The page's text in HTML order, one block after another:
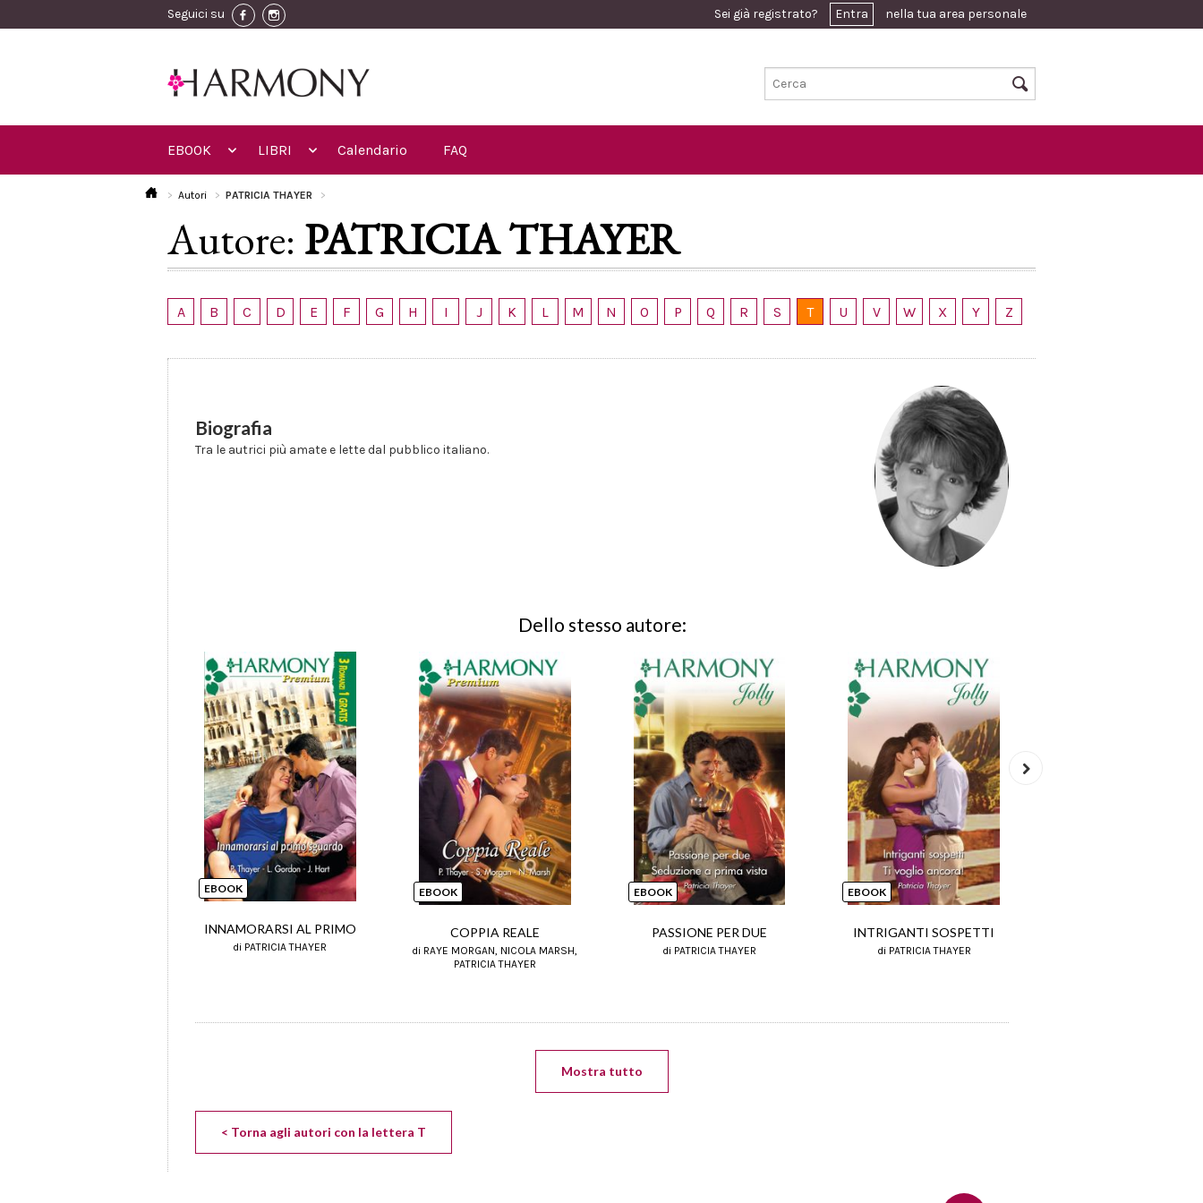
Seguici su Sei già registrato? Entra nella tua area personale
EBOOK LIBRI Calendario FAQ
Autori PATRICIA THAYER
Autore: PATRICIA THAYER
A B C D E F G H I J K L M N O P Q R S T U V W X Y Z
Biografia
Tra le autrici più amate e lette dal pubblico italiano.
Dello stesso autore:
EBOOK
INNAMORARSI AL PRIMO
di PATRICIA THAYER
EBOOK
COPPIA REALE
di RAYE MORGAN, NICOLA MARSH,
PATRICIA THAYER
EBOOK
PASSIONE PER DUE
di PATRICIA THAYER
EBOOK
INTRIGANTI SOSPETTI
di PATRICIA THAYER
Mostra tutto
< Torna agli autori con la lettera T